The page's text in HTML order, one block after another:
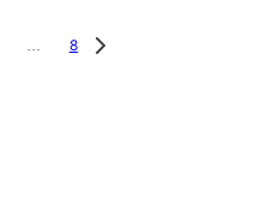
… 8